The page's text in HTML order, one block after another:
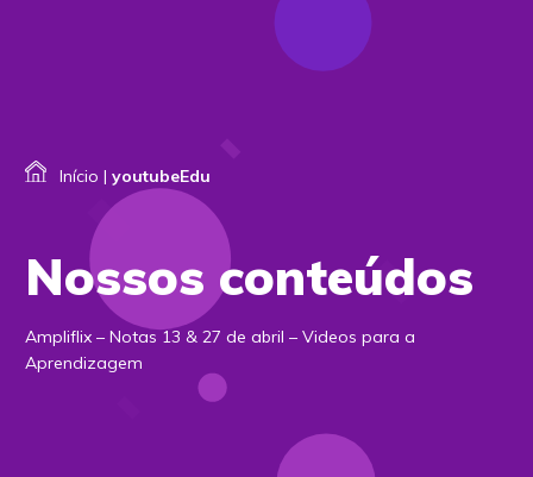
Início | youtubeEdu
Nossos conteúdos
Ampliflix – Notas 13 & 27 de abril – Videos para a
Aprendizagem